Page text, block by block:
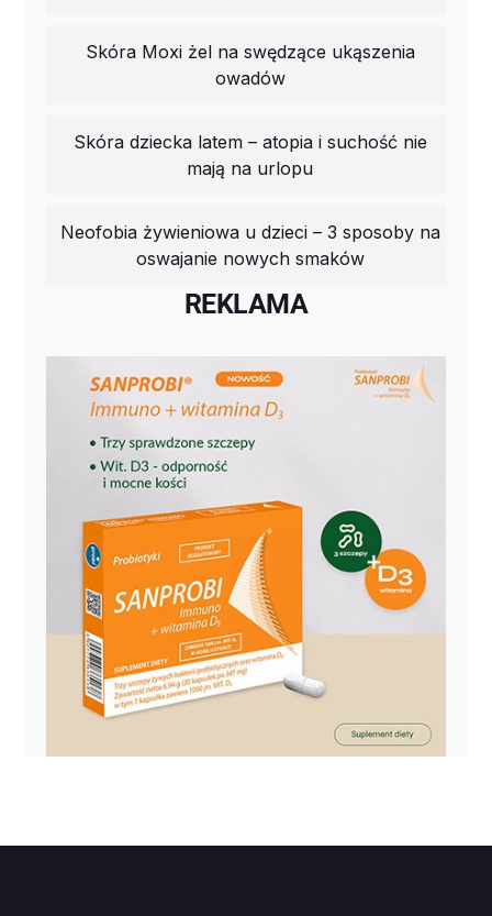
Skóra Moxi żel na swędzące ukąszenia
owadów
Skóra dziecka latem – atopia i suchość nie
mają na urlopu
Neofobia żywieniowa u dzieci – 3 sposoby na
oswajanie nowych smaków
REKLAMA